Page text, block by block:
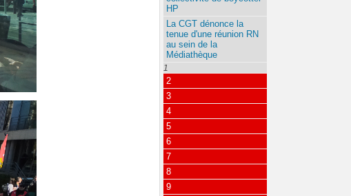
HP
La CGT dénonce la
tenue d'une réunion RN
au sein de la
Médiathèque
1
2
3
4
5
6
7
8
9